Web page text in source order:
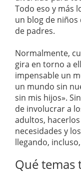
Todo eso y más
un blog de niños
de padres.
Normalmente,
gira en torno a
impensable un
un mundo sin
sin mis hijos».
de involucrar a
adultos,
necesidades y
llegando,
Qué temas